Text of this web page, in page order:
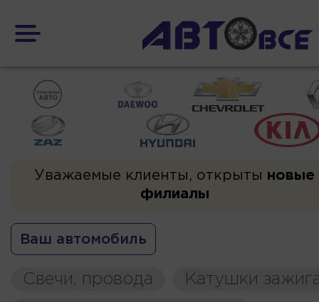
Уважаемые клиенты, открыты новые
филиалы
Ваш автомобиль
Свечи, провода
Катушки